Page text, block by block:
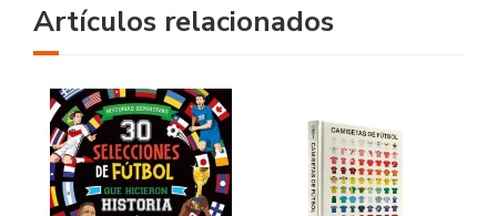
Artículos relacionados